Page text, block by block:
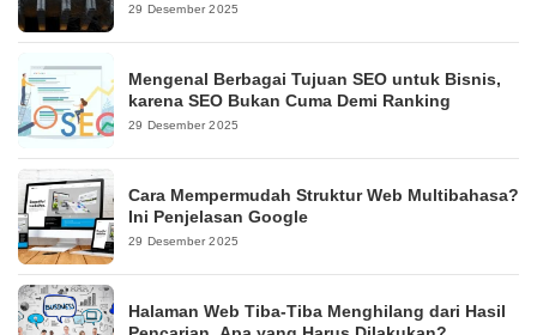
29 Desember 2025
Mengenal Berbagai Tujuan SEO untuk Bisnis,
karena SEO Bukan Cuma Demi Ranking
29 Desember 2025
Cara Mempermudah Struktur Web Multibahasa?
Ini Penjelasan Google
29 Desember 2025
Halaman Web Tiba-Tiba Menghilang dari Hasil